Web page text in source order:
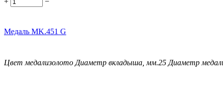
Медаль MK.451 G
Цвет медализолото Диаметр вкладыша, мм.25 Диаметр